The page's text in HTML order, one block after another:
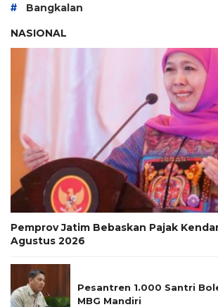
#
Bangkalan
NASIONAL
Pemprov Jatim Bebaskan Pajak
Agustus 2026
Pesantren 1.000 Santri
MBG Mandiri